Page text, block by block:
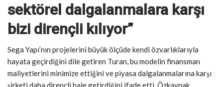
sektörel dalgalanmalara karşı
bizi dirençli kılıyor”
Sega Yapı’nın projelerini büyük ölçüde kendi özvarlıklarıyla
hayata geçirdiğini dile getiren Turan, bu modelin finansman
maliyetlerini minimize ettiğini ve piyasa dalgalanmalarına karşı
şirketi daha dirençli hale getirdiğini ifade etti. Özkaynak